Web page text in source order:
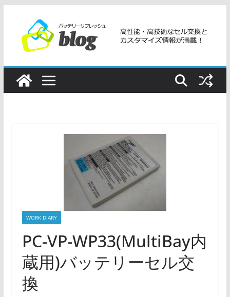
ツ
WORK DIARY
PC-VP-WP33(MultiBay内
蔵用)バッテリーセル交
換